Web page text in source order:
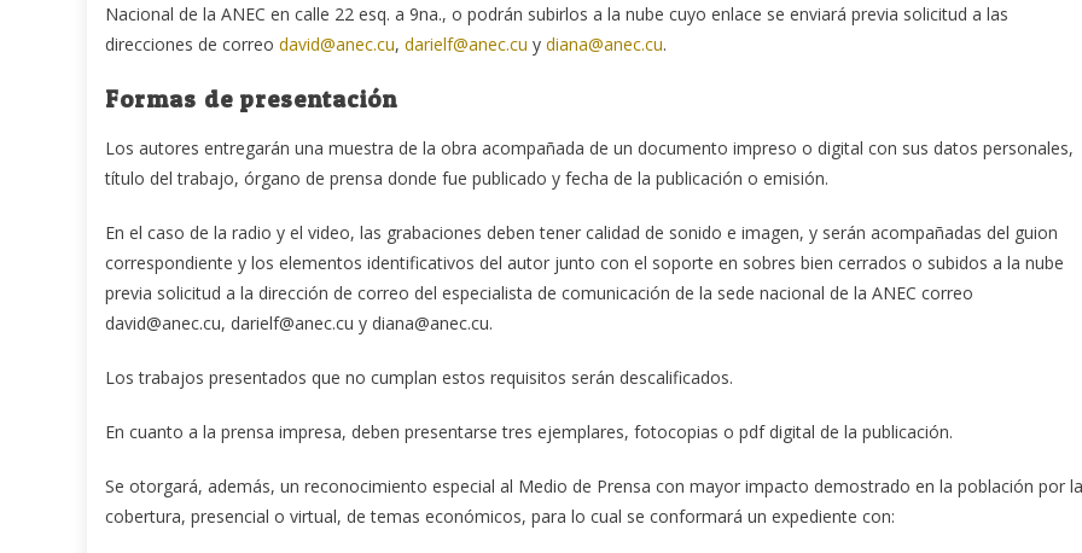
Nacional de la ANEC en calle 22 esq. a 9na., o podrán subirlos a la nube cuyo enlace se enviará previa solicitud a las
direcciones de correo david@anec.cu, darielf@anec.cu y diana@anec.cu.
Formas de presentación
Los autores entregarán una muestra de la obra acompañada de un documento impreso o digital con sus datos personales,
título del trabajo, órgano de prensa donde fue publicado y fecha de la publicación o emisión.
En el caso de la radio y el video, las grabaciones deben tener calidad de sonido e imagen, y serán acompañadas del guion
correspondiente y los elementos identificativos del autor junto con el soporte en sobres bien cerrados o subidos a la nube
previa solicitud a la dirección de correo del especialista de comunicación de la sede nacional de la ANEC correo
david@anec.cu, darielf@anec.cu y diana@anec.cu.
Los trabajos presentados que no cumplan estos requisitos serán descalificados.
En cuanto a la prensa impresa, deben presentarse tres ejemplares, fotocopias o pdf digital de la publicación.
Se otorgará, además, un reconocimiento especial al Medio de Prensa con mayor impacto demostrado en la población por la
cobertura, presencial o virtual, de temas económicos, para lo cual se conformará un expediente con: